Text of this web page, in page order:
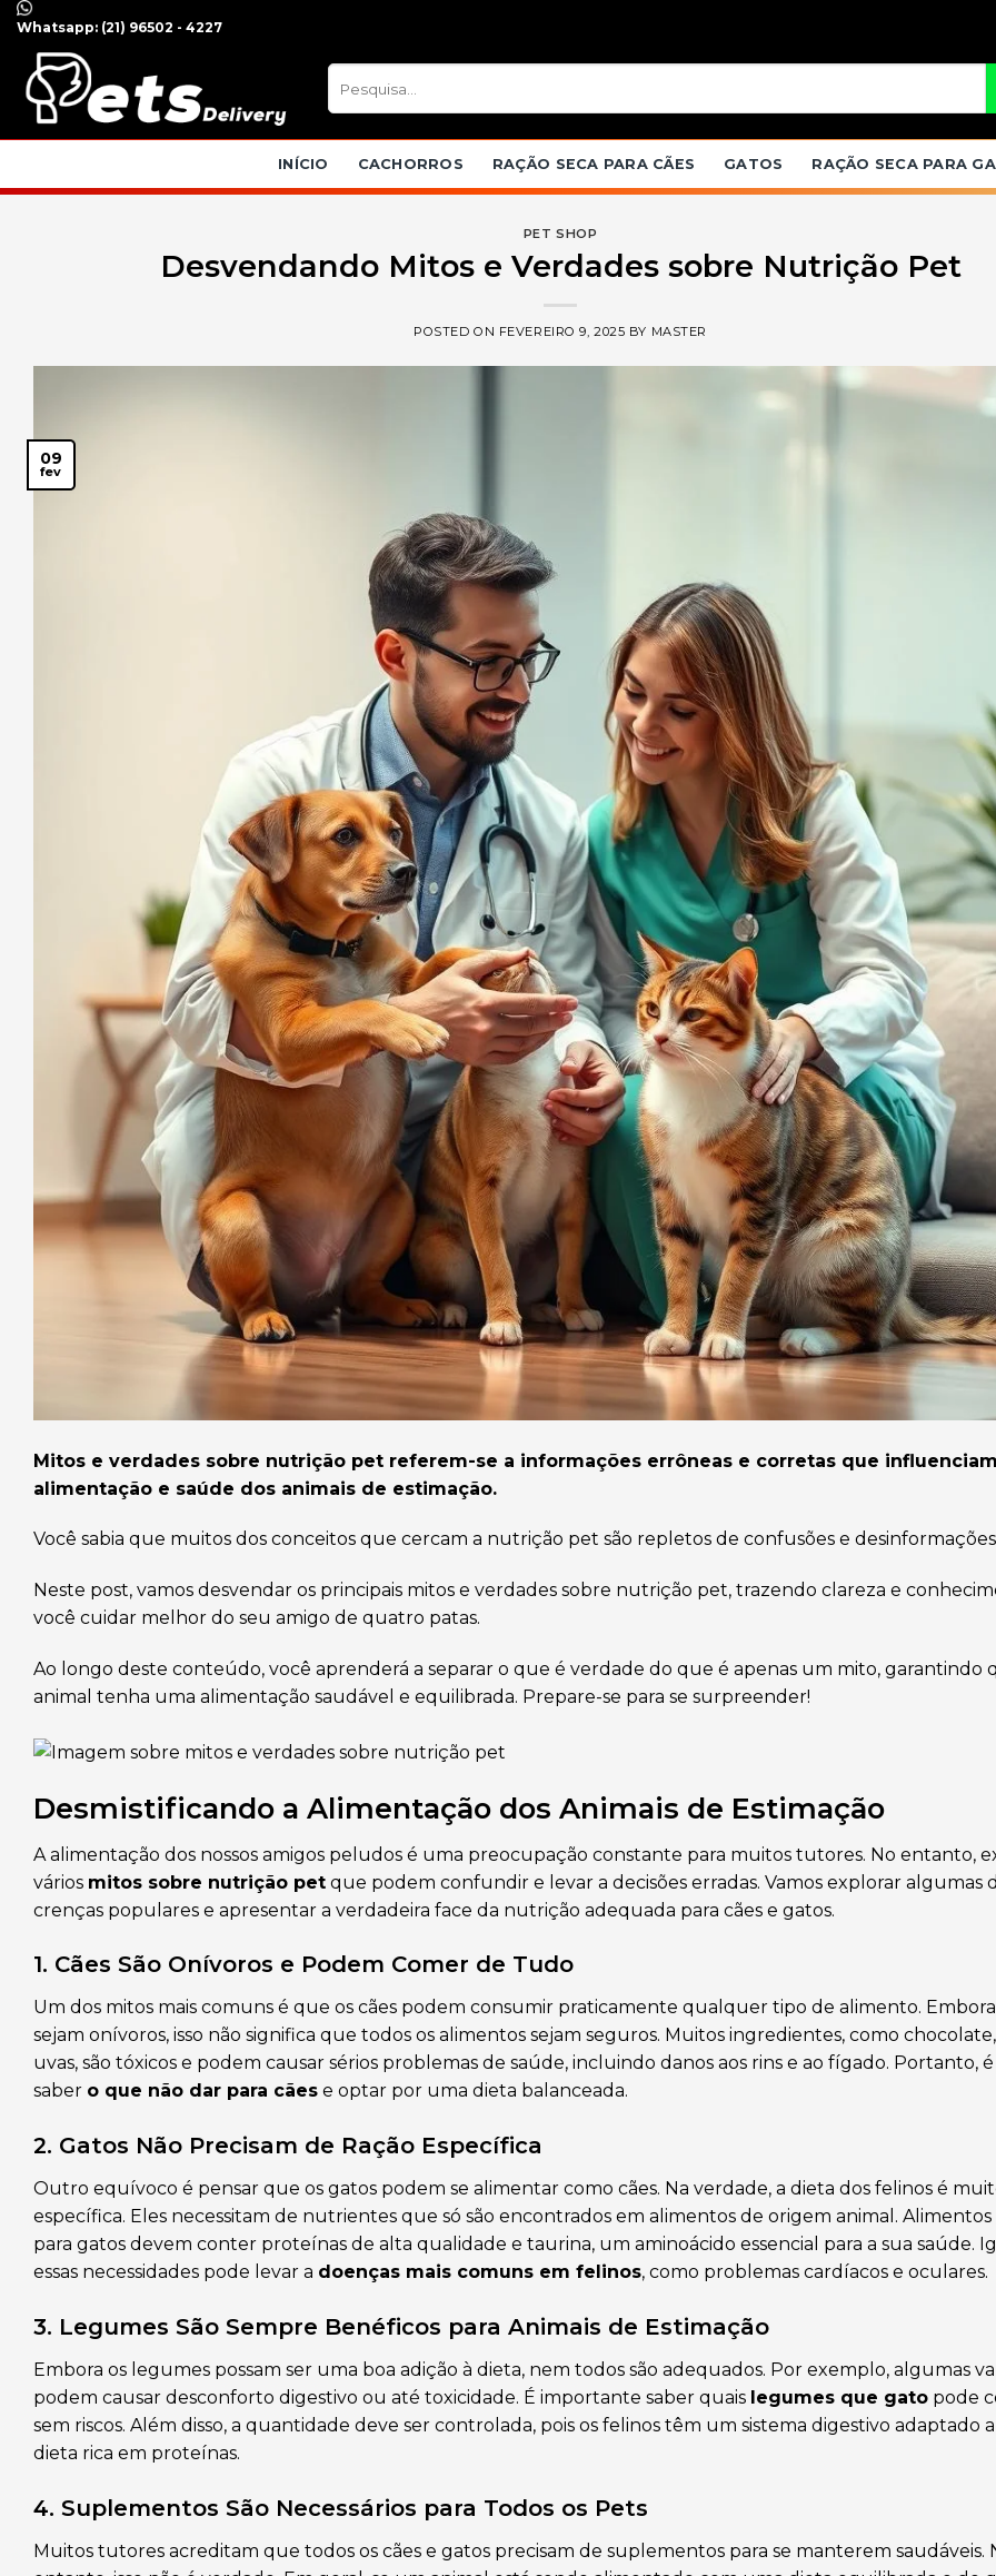
Skip
content
Whatsapp: (21) 96502 - 4227
Pesquisar
por:
INÍCIO CACHORROS RAÇÃO SECA PARA CÃES GATOS RAÇÃO SECA PARA
PET SHOP
Desvendando Mitos e Verdades sobre Nutrição Pet
POSTED ON FEVEREIRO 9, 2025 BY MASTER
09
fev
Mitos e verdades sobre nutrição pet referem-se a informações errôneas e corretas que
alimentação e saúde dos animais de estimação.
Você sabia que muitos dos conceitos que cercam a nutrição pet são repletos de confusões e
Neste post, vamos desvendar os principais mitos e verdades sobre nutrição pet, trazendo clareza e
você cuidar melhor do seu amigo de quatro patas.
Ao longo deste conteúdo, você aprenderá a separar o que é verdade do que é apenas um mito, garantindo
animal tenha uma alimentação saudável e equilibrada. Prepare-se para se surpreender!
Desmistificando a Alimentação dos Animais de Estimação
A alimentação dos nossos amigos peludos é uma preocupação constante para muitos tutores. No entanto,
vários mitos sobre nutrição pet que podem confundir e levar a decisões erradas. Vamos explorar algumas
crenças populares e apresentar a verdadeira face da nutrição adequada para cães e gatos.
1. Cães São Onívoros e Podem Comer de Tudo
Um dos mitos mais comuns é que os cães podem consumir praticamente qualquer tipo de alimento.
sejam onívoros, isso não significa que todos os alimentos sejam seguros. Muitos ingredientes, como
uvas, são tóxicos e podem causar sérios problemas de saúde, incluindo danos aos rins e ao fígado. Portanto,
saber o que não dar para cães e optar por uma dieta balanceada.
2. Gatos Não Precisam de Ração Específica
Outro equívoco é pensar que os gatos podem se alimentar como cães. Na verdade, a dieta dos felinos é
específica. Eles necessitam de nutrientes que só são encontrados em alimentos de origem animal. Alimentos
para gatos devem conter proteínas de alta qualidade e taurina, um aminoácido essencial para a sua saúde.
essas necessidades pode levar a doenças mais comuns em felinos, como problemas cardíacos e oculares.
3. Legumes São Sempre Benéficos para Animais de Estimação
Embora os legumes possam ser uma boa adição à dieta, nem todos são adequados. Por exemplo, algumas
podem causar desconforto digestivo ou até toxicidade. É importante saber quais legumes que gato pode
sem riscos. Além disso, a quantidade deve ser controlada, pois os felinos têm um sistema digestivo adaptado
dieta rica em proteínas.
4. Suplementos São Necessários para Todos os Pets
Muitos tutores acreditam que todos os cães e gatos precisam de suplementos para se manterem saudáveis.